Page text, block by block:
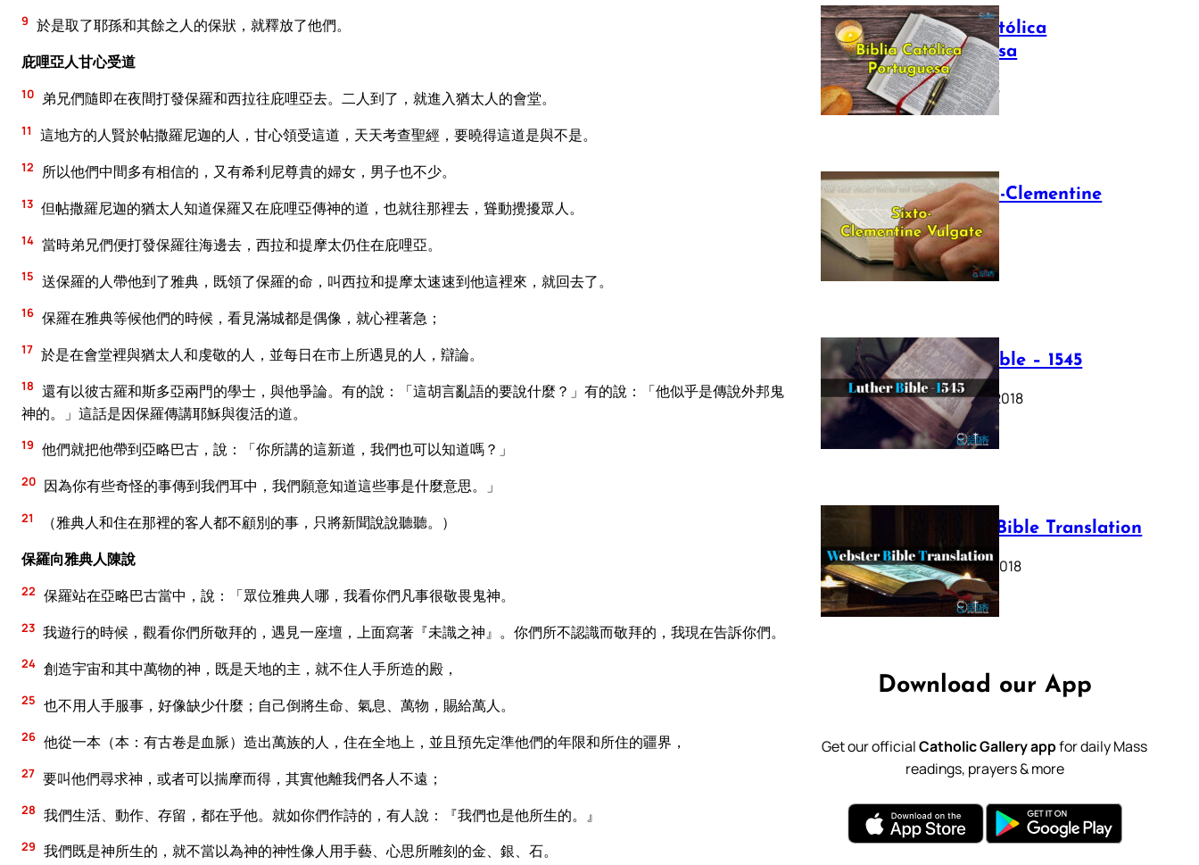
9 於是取了耶孫和其餘之人的保狀，就釋放了他們。
庇哩亞人甘心受道
10 弟兄們隨即在夜間打發保羅和西拉往庇哩亞去。二人到了，就進入猶太人的會堂。
11 這地方的人賢於帖撒羅尼迦的人，甘心領受這道，天天考查聖經，要曉得這道是與不是。
12 所以他們中間多有相信的，又有希利尼尊貴的婦女，男子也不少。
13 但帖撒羅尼迦的猶太人知道保羅又在庇哩亞傳神的道，也就往那裡去，聳動攪擾眾人。
14 當時弟兄們便打發保羅往海邊去，西拉和提摩太仍住在庇哩亞。
15 送保羅的人帶他到了雅典，既領了保羅的命，叫西拉和提摩太速速到他這裡來，就回去了。
16 保羅在雅典等候他們的時候，看見滿城都是偶像，就心裡著急；
17 於是在會堂裡與猶太人和虔敬的人，並每日在市上所遇見的人，辯論。
18 還有以彼古羅和斯多亞兩門的學士，與他爭論。有的說：「這胡言亂語的要說什麼？」有的說：「他似乎是傳說外邦鬼
神的。」這話是因保羅傳講耶穌與復活的道。
19 他們就把他帶到亞略巴古，說：「你所講的這新道，我們也可以知道嗎？」
20 因為你有些奇怪的事傳到我們耳中，我們願意知道這些事是什麼意思。」
21
（雅典人和住在那裡的客人都不顧別的事，只將新聞說說聽聽。）
保羅向雅典人陳說
22 保羅站在亞略巴古當中，說：「眾位雅典人哪，我看你們凡事很敬畏鬼神。
23 我遊行的時候，觀看你們所敬拜的，遇見一座壇，上面寫著『未識之神』。你們所不認識而敬拜的，我現在告訴你們。
24 創造宇宙和其中萬物的神，既是天地的主，就不住人手所造的殿，
25 也不用人手服事，好像缺少什麼；自己倒將生命、氣息、萬物，賜給萬人。
26 他從一本（本：有古卷是血脈）造出萬族的人，住在全地上，並且預先定準他們的年限和所住的疆界，
27 要叫他們尋求神，或者可以揣摩而得，其實他離我們各人不遠；
28 我們生活、動作、存留，都在乎他。就如你們作詩的，有人說：『我們也是他所生的。』
29 我們既是神所生的，就不當以為神的神性像人用手藝、心思所雕刻的金、銀、石。
Bíblia Católica
Portuguesa
July 16, 2025
The Sixto-Clementine
Vulgate
July 12, 2025
Luther Bible – 1545
October 17, 2018
Webster Bible Translation
October 11, 2018
Download our App
Get our officialCatholic Gallery appfor daily Mass
readings, prayers & more